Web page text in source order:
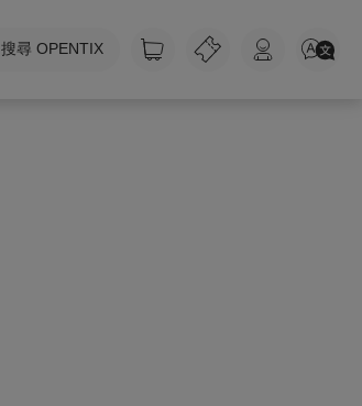
搜尋 OPENTIX